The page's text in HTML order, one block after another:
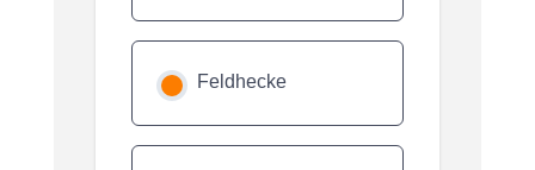
Feldhecke